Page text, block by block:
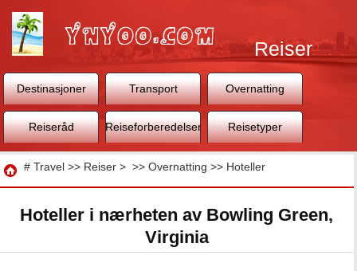
Reiser
Destinasjoner Transport Overnatting
Reiseråd Reiseforberedelser Reisetyper
Reise
# Travel >> Reiser > >> Overnatting >> Hoteller
Hoteller i nærheten av Bowling Green,
Virginia